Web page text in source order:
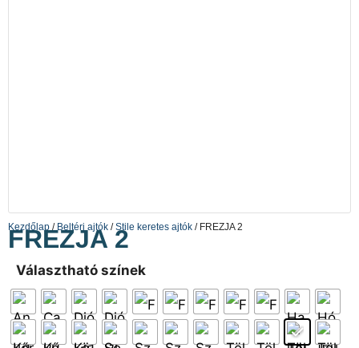
Kezdőlap / Beltéri ajtók /Stile keretes ajtók / FREZJA 2
FREZJA 2
Választható színek